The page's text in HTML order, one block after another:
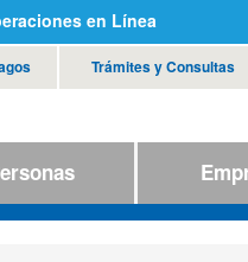
en Línea
Trámites y Consultas